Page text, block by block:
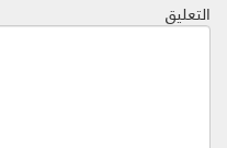
التعليق